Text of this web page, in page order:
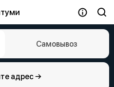
Самовывоз
адрес →